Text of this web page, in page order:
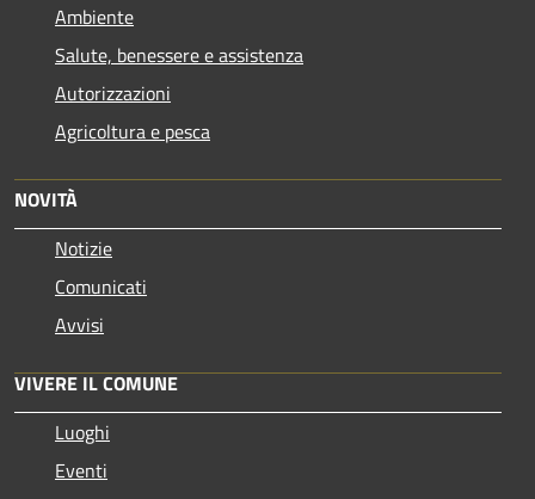
Ambiente
Salute, benessere e assistenza
Autorizzazioni
Agricoltura e pesca
NOVITÀ
Notizie
Comunicati
Avvisi
VIVERE IL COMUNE
Luoghi
Eventi